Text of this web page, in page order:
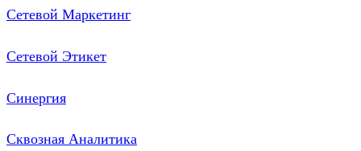
Сетевой Маркетинг
Сетевой Этикет
Синергия
Сквозная Аналитика